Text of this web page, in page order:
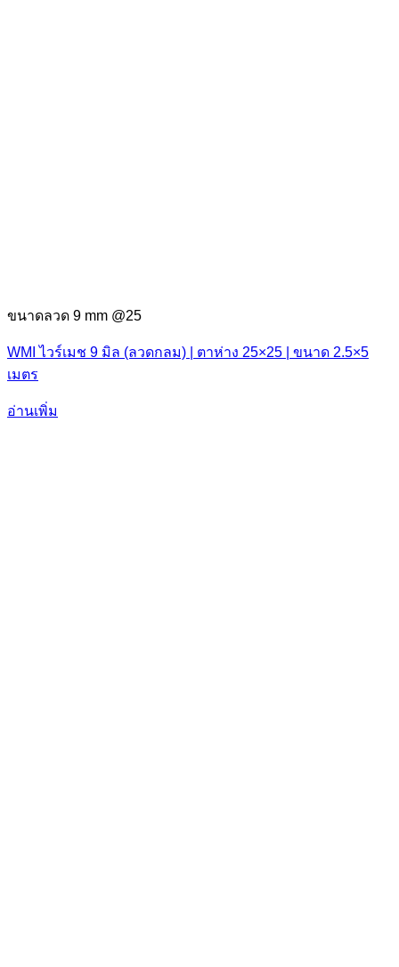
ขนาดลวด 9 mm @25
WMI ไวร์เมช 9 มิล (ลวดกลม) | ตาห่าง 25×25 | ขนาด 2.5×5
เมตร
อ่านเพิ่ม